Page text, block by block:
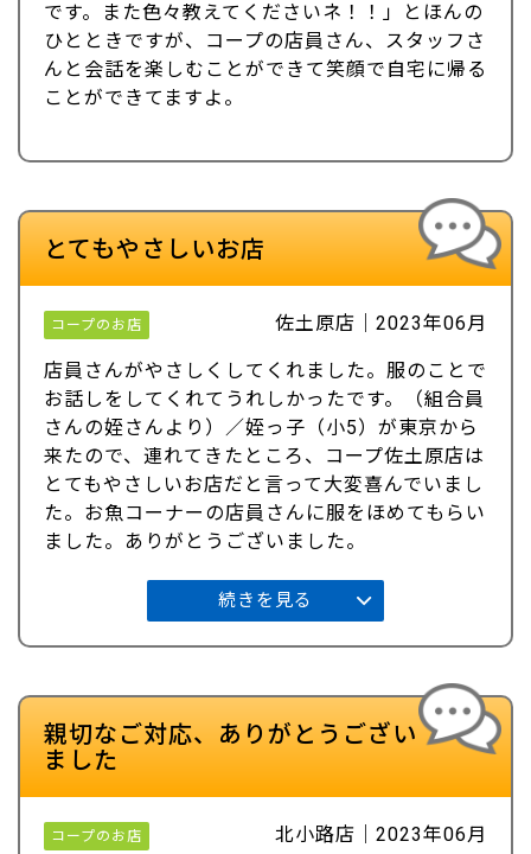
です。また色々教えてくださいネ！！」とほんの
ひとときですが、コープの店員さん、スタッフさ
んと会話を楽しむことができて笑顔で自宅に帰る
ことができてますよ。
とてもやさしいお店
コープのお店 佐土原店｜2023年06月
店員さんがやさしくしてくれました。服のことで
お話しをしてくれてうれしかったです。（組合員
さんの姪さんより）／姪っ子（小5）が東京から
来たので、連れてきたところ、コープ佐土原店は
とてもやさしいお店だと言って大変喜んでいまし
た。お魚コーナーの店員さんに服をほめてもらい
ました。ありがとうございました。
続きを見る
親切なご対応、ありがとうござい
ました
コープのお店 北小路店｜2023年06月